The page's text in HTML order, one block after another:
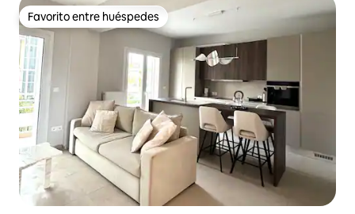
Favorito entre huéspedes
Favorito entre huéspedes